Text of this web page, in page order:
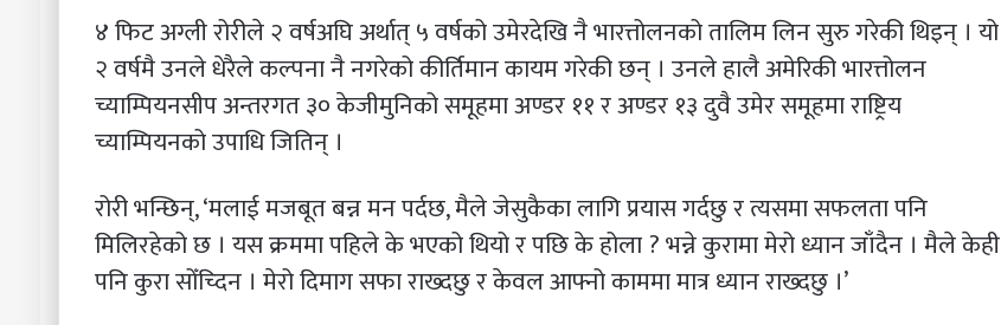
४ फिट अग्ली रोरीले २ वर्षअघि अर्थात् ५ वर्षको उमेरदेखि नै भारत्तोलनको तालिम लिन सुरु गरेकी थिइन् । यो
२ वर्षमै उनले धेरैले कल्पना नै नगरेको कीर्तिमान कायम गरेकी छन् । उनले हालै अमेरिकी भारत्तोलन
च्याम्पियनसीप अन्तरगत ३० केजीमुनिको समूहमा अण्डर ११ र अण्डर १३ दुवै उमेर समूहमा राष्ट्रिय
च्याम्पियनको उपाधि जितिन् ।
रोरी भन्छिन्, ‘मलाई मजबूत बन्न मन पर्दछ, मैले जेसुकैका लागि प्रयास गर्दछु र त्यसमा सफलता पनि
मिलिरहेको छ । यस क्रममा पहिले के भएको थियो र पछि के होला ? भन्ने कुरामा मेरो ध्यान जाँदैन । मैले केही
पनि कुरा सोँच्दिन । मेरो दिमाग सफा राख्दछु र केवल आफ्नो काममा मात्र ध्यान राख्दछु ।’